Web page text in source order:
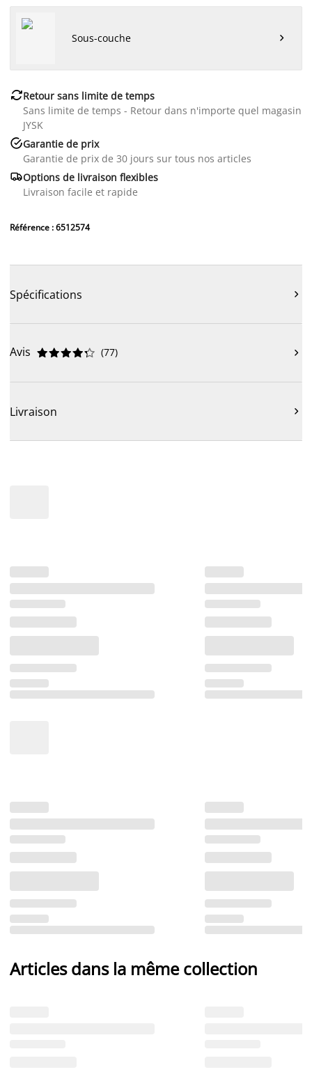
Sous-couche 
Retour sans limite de temps
Sans limite de temps - Retour dans n'importe quel magasin
JYSK
Garantie de prix
Garantie de prix de 30 jours sur tous nos articles
Options de livraison flexibles
Livraison facile et rapide
Référence : 6512574
Spécifications 
Avis 




 (77) 
Livraison 
Articles dans la même collection